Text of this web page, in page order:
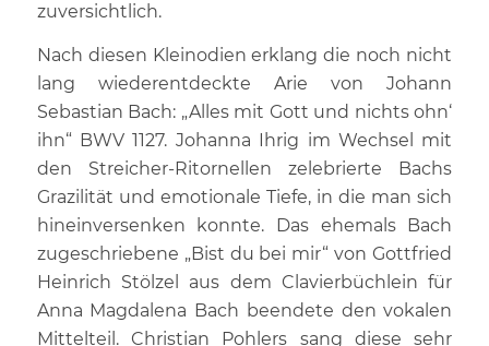
zuversichtlich.
Nach diesen Kleinodien erklang die noch nicht
lang wiederentdeckte Arie von Johann
Sebastian Bach: „Alles mit Gott und nichts ohn‘
ihn“ BWV 1127. Johanna Ihrig im Wechsel mit
den Streicher-Ritornellen zelebrierte Bachs
Grazilität und emotionale Tiefe, in die man sich
hineinversenken konnte. Das ehemals Bach
zugeschriebene „Bist du bei mir“ von Gottfried
Heinrich Stölzel aus dem Clavierbüchlein für
Anna Magdalena Bach beendete den vokalen
Mittelteil. Christian Pohlers sang diese sehr